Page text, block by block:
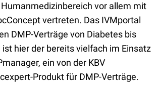
vor allem mit
vertreten. Das IVMportal
DMP-Verträge von Diabetes bis
ist hier der bereits vielfach im Einsatz
ein von der KBV
Produkt für DMP-Verträge.